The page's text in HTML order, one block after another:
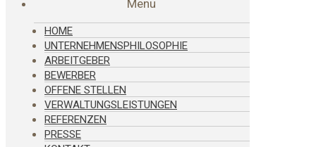
Menu
HOME
UNTERNEHMENSPHILOSOPHIE
ARBEITGEBER
BEWERBER
OFFENE STELLEN
VERWALTUNGSLEISTUNGEN
REFERENZEN
PRESSE